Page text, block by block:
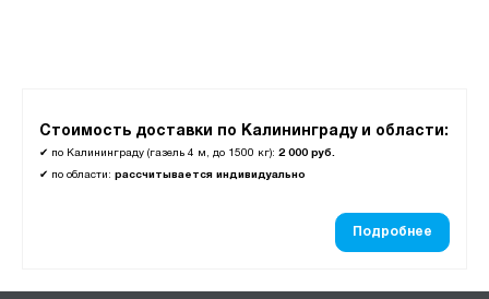
Стоимость доставки по Калининграду и области:
✔ по Калининграду (газель 4 м, до 1500 кг): 2 000 руб.
✔ по области: рассчитывается индивидуально
Подробнее
Промет